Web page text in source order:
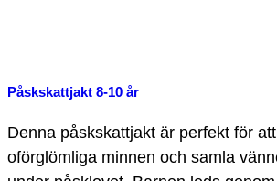
Påskskattjakt 8-10 år
Denna påskskattjakt är perfekt för
oförglömliga minnen och samla